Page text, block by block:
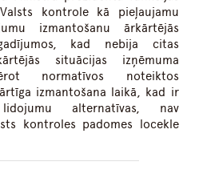
kontrole kā pieļaujamu
izmantošanu ārkārtējās
kad nebija citas
situācijas izņēmuma
normatīvos noteiktos
izmantošana laikā, kad ir
alternatīvas, nav
kontroles padomes locekle